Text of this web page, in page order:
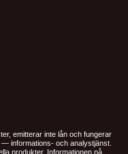
emitterar inte lån och fungerar
informations- och analystjänst.
produkter. Informationen på